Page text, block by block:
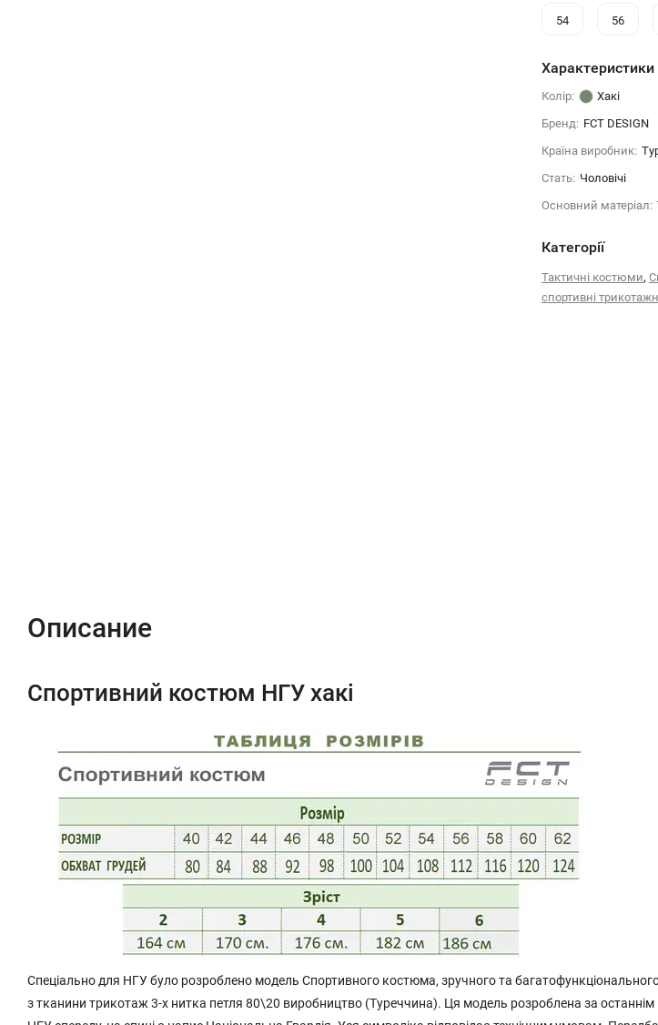
54 56
Характеристики
Колір:
Хакі
Бренд: FCT DESIGN
Країна виробник:
Стать: Чоловічі
Основний матеріал:
Категорії
Тактичні костюми,
спортивні
Описание
Спортивний костюм НГУ хакі
Спеціально для НГУ було розроблено модель Спортивного костюма, зручного та
з тканини трикотаж 3-х нитка петля 80\20 виробництво (Туреччина). Ця модель розроблена за